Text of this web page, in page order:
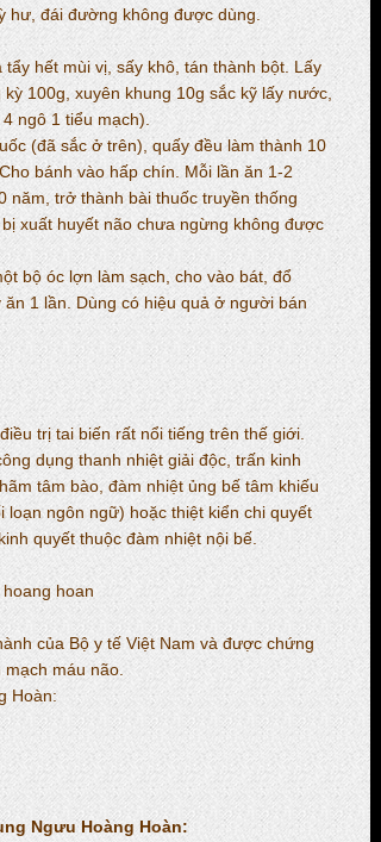
hư, đái đường không được dùng.
hết mùi vị, sấy khô, tán thành bột. Lấy
100g, xuyên khung 10g sắc kỹ lấy nước,
ngô 1 tiểu mạch).
(đã sắc ở trên), quấy đều làm thành 10
bánh vào hấp chín. Mỗi lần ăn 1-2
năm, trở thành bài thuốc truyền thống
xuất huyết não chưa ngừng không được
bộ óc lợn làm sạch, cho vào bát, đổ
1 lần. Dùng có hiệu quả ở người bán
trị tai biến rất nổi tiếng trên thế giới.
dụng thanh nhiệt giải độc, trấn kinh
tâm bào, đàm nhiệt ủng bế tâm khiếu
ngôn ngữ) hoặc thiệt kiển chi quyết
quyết thuộc đàm nhiệt nội bế.
của Bộ y tế Việt Nam và được chứng
máu não.
Hoàn:
Ngưu Hoàng Hoàn: